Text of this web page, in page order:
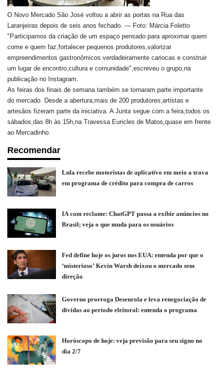
O Novo Mercado São José voltou a abrir as portas na Rua das
Laranjeiras depois de seis anos fechado. — Foto: Márcia Foletto
"Participamos da criação de um espaço pensado para aproximar quem
come e quem faz,fortalecer pequenos produtores,valorizar
empreendimentos gastronômicos verdadeiramente cariocas e construir
um lugar de encontro,cultura e comunidade",escreveu o grupo,na
publicação no Instagram.
As feiras dos finais de semana também se tornaram parte importante
do mercado. Desde a abertura,mais de 200 produtores,artistas e
artesãos fizeram parte da iniciativa. A Junta segue com a feira,todos os
sábados,das 8h às 15h,na Travessa Euricles de Matos,quase em frente
ao Mercadinho.
Recomendar
Lula recebe motoristas de aplicativo em meio a trava
em programa de crédito para compra de carros
IA com reclame: ChatGPT passa a exibir anúncios no
Brasil; veja o que muda para os usuários
Fed define hoje os juros nos EUA: entenda por que o
‘misterioso’ Kevin Warsh deixou o mercado sem
direção
Governo prorroga Desenrola e leva renegociação de
dívidas ao período eleitoral: entenda o programa
Horóscopo de hoje: veja previsão para seu signo no
dia 2/7